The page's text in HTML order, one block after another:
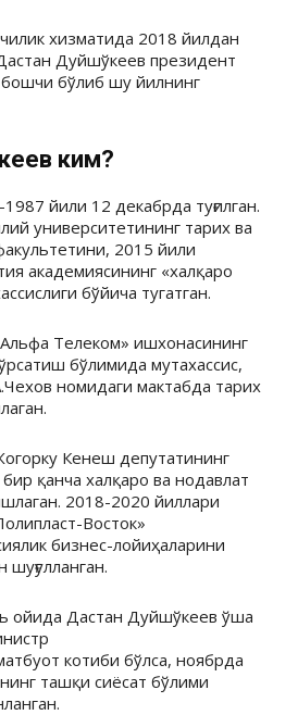
хизматида 2018 йилдан
Дуйшўкеев президент
бўлиб шу йилнинг
ким?
йили 12 декабрда туғилган.
университетининг тарих ва
2015 йили
академиясининг «халқаро
бўйича тугатган.
Телеком» ишхонасининг
бўлимида мутахассис,
номидаги мактабда тарих
Кенеш депутатининг
қанча халқаро ва нодавлат
2018-2020 йиллари
Восток»
бизнес-лойиҳаларини
ойида Дастан Дуйшўкеев ўша
котиби бўлса, ноябрда
ташқи сиёсат бўлими